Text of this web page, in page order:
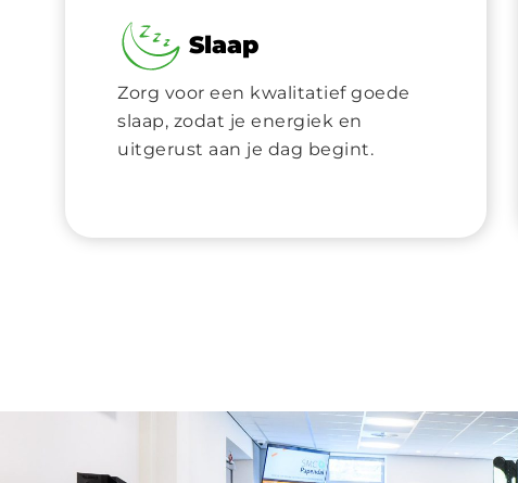
Slaap
Zorg voor een kwalitatief goede
slaap, zodat je energiek en
uitgerust aan je dag begint.